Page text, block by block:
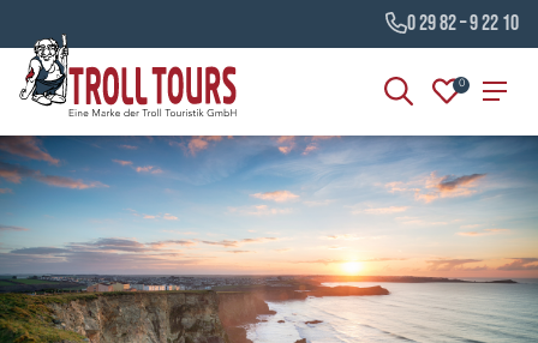
0 29 82 – 9 22 10
0